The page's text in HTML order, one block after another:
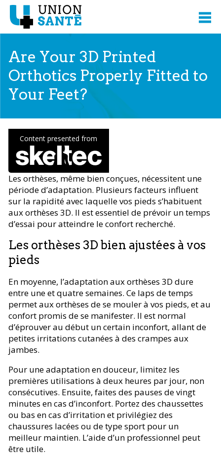
Are Your 3D Printed
Orthotics Properly Fitted to
Your Feet?
Content presented from
Les orthèses, même bien conçues, nécessitent une
période d’adaptation. Plusieurs facteurs influent
sur la rapidité avec laquelle vos pieds s’habituent
aux orthèses 3D. Il est essentiel de prévoir un temps
d’essai pour atteindre le confort recherché.
Les orthèses 3D bien ajustées à vos
pieds
En moyenne, l’adaptation aux orthèses 3D dure
entre une et quatre semaines. Ce laps de temps
permet aux orthèses de se mouler à vos pieds, et au
confort promis de se manifester. Il est normal
d’éprouver au début un certain inconfort, allant de
petites irritations cutanées à des crampes aux
jambes.
Pour une adaptation en douceur, limitez les
premières utilisations à deux heures par jour, non
consécutives. Ensuite, faites des pauses de vingt
minutes en cas d’inconfort. Portez des chaussettes
ou bas en cas d’irritation et privilégiez des
chaussures lacées ou de type sport pour un
meilleur maintien. L’aide d’un professionnel peut
être utile.